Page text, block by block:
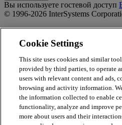
Вы используете гостевой доступ
© 1996-2026 InterSystems
Privacy Statement
Terms of Service
Accessibility
Guarantee
Totara
Report Issue
Report Issue/Feedback
Cookie Settings
This site uses cookies and similar
provided by third parties, to operate
users with relevant content and ads,
browsing and activity information.
the information collected to enable
functionality, analyze and improve
more about users and their